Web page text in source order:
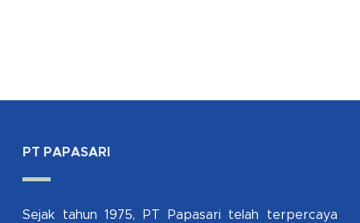
PT PAPASARI
Sejak tahun 1975, PT Papasari telah terpercaya